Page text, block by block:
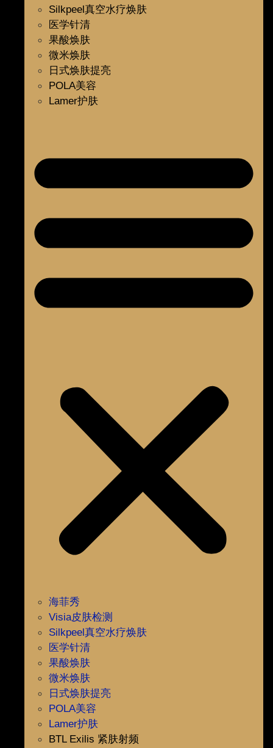
Silkpeel真空水疗焕肤
医学针清
果酸焕肤
微米焕肤
日式焕肤提亮
POLA美容
Lamer护肤
海菲秀
Visia皮肤检测
Silkpeel真空水疗焕肤
医学针清
果酸焕肤
微米焕肤
日式焕肤提亮
POLA美容
Lamer护肤
BTL Exilis 紧肤射频